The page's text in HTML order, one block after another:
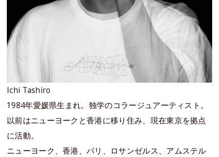
Ichi Tashiro
1984年愛媛県生まれ。独学のコラージュアーティスト。
以前はニューヨークと香港に移り住み、現在東京を拠点
に活動。
ニューヨーク、香港、パリ、ロサンゼルス、アムステル